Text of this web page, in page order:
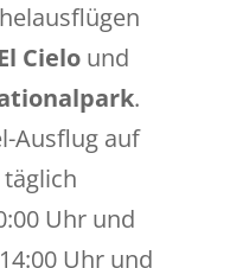
Cielound
.
Ausflug auf
Uhr und
Uhr und